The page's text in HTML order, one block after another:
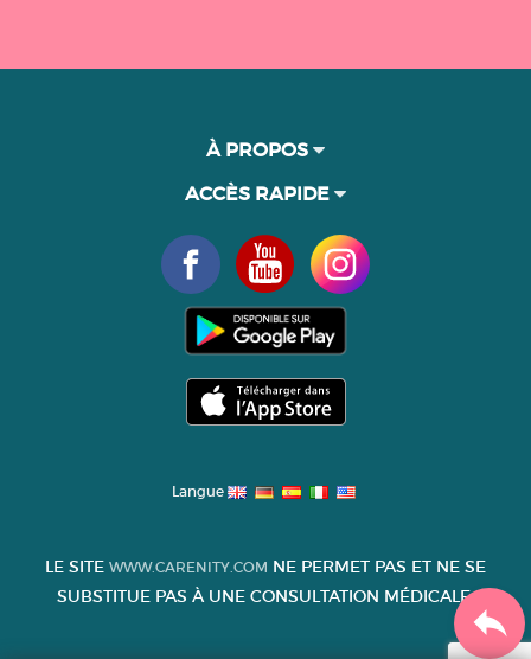
À PROPOS
ACCÈS RAPIDE
Langue
LE SITE WWW.CARENITY.COM NE PERMET PAS ET NE SE
SUBSTITUE PAS À UNE CONSULTATION MÉDICALE.